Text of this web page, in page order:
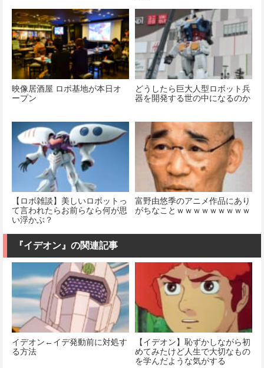
映像居酒屋 ロボ基地が本日オ
ープン
どうしたら巨大人型ロボット兵
器を開発する世の中になるのか
【ロボ雑談】美しいロボットっ
て言われたらお前らなら何が思
い浮かぶ？
富野由悠季のアニメ作品にあり
がちなことｗｗｗｗｗｗｗｗｗ
『イデオン』の関連記事
イデオン←イデ発動前に対処す
る方法
【イデオン】恥ずかしながら初
めてみたけど人生で大切なもの
を学んだような気がする